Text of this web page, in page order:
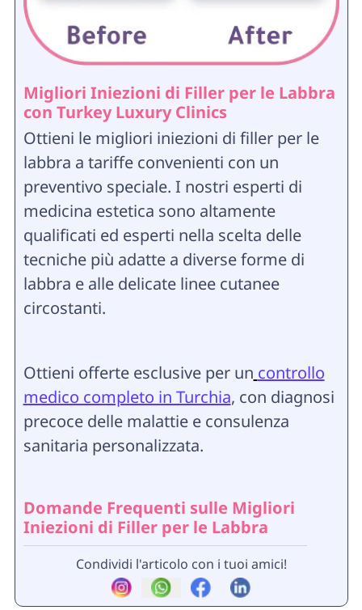
Migliori Iniezioni di Filler per le Labbra
con Turkey Luxury Clinics
Ottieni le migliori iniezioni di filler per le
labbra a tariffe convenienti con un
preventivo speciale. I nostri esperti di
medicina estetica sono altamente
qualificati ed esperti nella scelta delle
tecniche più adatte a diverse forme di
labbra e alle delicate linee cutanee
circostanti.
Ottieni offerte esclusive per un controllo
medico completo in Turchia, con diagnosi
precoce delle malattie e consulenza
sanitaria personalizzata.
Domande Frequenti sulle Migliori
Iniezioni di Filler per le Labbra
Condividi l'articolo con i tuoi amici!